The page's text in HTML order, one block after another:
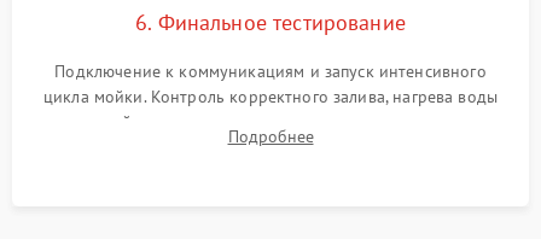
6. Финальное тестирование
Подключение к коммуникациям и запуск интенсивного
цикла мойки. Контроль корректного залива, нагрева воды
до нужной температуры, отсутствия посторонних шумов,
штатного слива и абсолютной сухости в поддоне.
Подробнее